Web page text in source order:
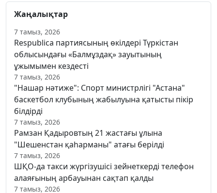
Жаңалықтар
7 тамыз, 2026
Respublica партиясының өкілдері Түркістан
облысындағы «Балмұздақ» зауытының
ұжымымен кездесті
7 тамыз, 2026
"Нашар нәтиже": Спорт министрлігі "Астана"
баскетбол клубының жабылуына қатысты пікір
білдірді
7 тамыз, 2026
Рамзан Қадыровтың 21 жастағы ұлына
"Шешенстан қаһарманы" атағы берілді
7 тамыз, 2026
ШҚО-да такси жүргізушісі зейнеткерді телефон
алаяғының арбауынан сақтап қалды
7 тамыз, 2026